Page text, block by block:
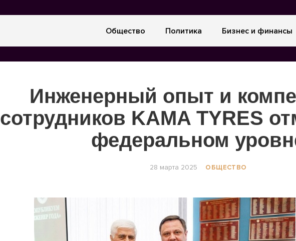
Общество Политика Бизнес и финансы
Инженерный опыт и
сотрудников KAMA TYRES
федеральном
28 марта 2025 ОБЩЕСТВО